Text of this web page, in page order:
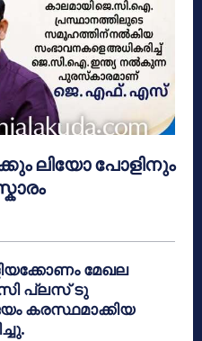
ലിയോ പോളിനും
മേഖല
പ്ലസ് ടു
കരസ്ഥമാക്കിയ